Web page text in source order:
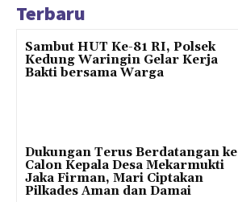
Terbaru
Sambut HUT Ke-81 RI, Polsek
Kedung Waringin Gelar Kerja
Bakti bersama Warga
Dukungan Terus Berdatangan ke
Calon Kepala Desa Mekarmukti
Jaka Firman, Mari Ciptakan
Pilkades Aman dan Damai